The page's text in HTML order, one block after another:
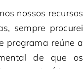
nossos recursos
sempre procurei
programa reúne a
de que os